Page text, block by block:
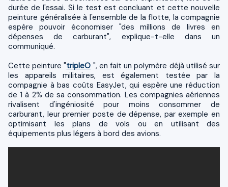
durée de l'essai. Si le test est concluant et cette nouvelle
peinture généralisée à l'ensemble de la flotte, la compagnie
espère pouvoir économiser "des millions de livres en
dépenses de carburant", explique-t-elle dans un
communiqué.
Cette peinture "tripleO ", en fait un polymère déjà utilisé sur
les appareils militaires, est également testée par la
compagnie à bas coûts EasyJet, qui espère une réduction
de 1 à 2% de sa consommation. Les compagnies aériennes
rivalisent d'ingéniosité pour moins consommer de
carburant, leur premier poste de dépense, par exemple en
optimisant les plans de vols ou en utilisant des
équipements plus légers à bord des avions.